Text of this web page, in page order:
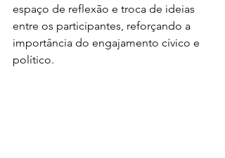
espaço de reflexão e troca de ideias
entre os participantes, reforçando a
importância do engajamento cívico e
político.